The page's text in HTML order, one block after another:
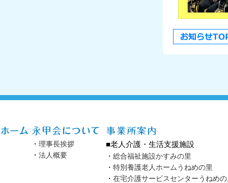
・ 理事長挨拶
・ 法人概要
■老人介護・生活支援施設
・ 総合福祉施設かすみの里
・ 特別養護老人ホームうねめの里
・ 在宅介護サービスセンターうねめ